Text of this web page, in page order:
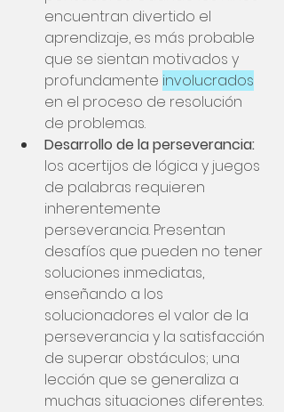
encuentran divertido el
aprendizaje, es más probable
que se sientan motivados y
profundamente involucrados
en el proceso de resolución
de problemas.
Desarrollo de la perseverancia:
los acertijos de lógica y juegos
de palabras requieren
inherentemente
perseverancia. Presentan
desafíos que pueden no tener
soluciones inmediatas,
enseñando a los
solucionadores el valor de la
perseverancia y la satisfacción
de superar obstáculos; una
lección que se generaliza a
muchas situaciones diferentes.